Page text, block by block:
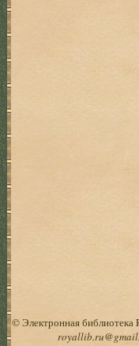
© Электронная